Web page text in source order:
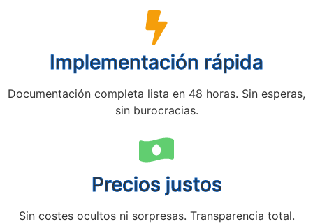
Implementación rápida
Documentación completa lista en 48 horas. Sin esperas,
sin burocracias.
Precios justos
Sin costes ocultos ni sorpresas. Transparencia total.